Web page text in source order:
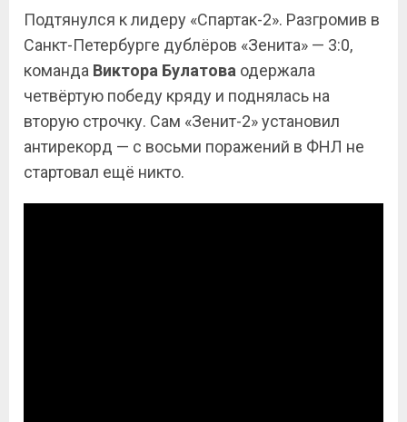
Подтянулся к лидеру «Спартак-2». Разгромив в
Санкт-Петербурге дублёров «Зенита» — 3:0,
команда Виктора Булатова одержала
четвёртую победу кряду и поднялась на
вторую строчку. Сам «Зенит-2» установил
антирекорд — с восьми поражений в ФНЛ не
стартовал ещё никто.